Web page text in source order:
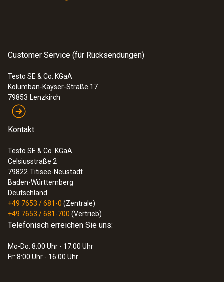
Customer Service (für Rücksendungen)
Testo SE & Co. KGaA
Kolumban-Kayser-Straße 17
79853 Lenzkirch
Kontakt
Testo SE & Co. KGaA
Celsiusstraße 2
79822 Titisee-Neustadt
Baden-Württemberg
Deutschland
+49 7653 / 681-0 (Zentrale)
+49 7653 / 681-700 (Vertrieb)
Telefonisch erreichen Sie uns:
Mo-Do: 8:00 Uhr - 17:00 Uhr
Fr: 8:00 Uhr - 16:00 Uhr